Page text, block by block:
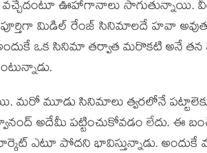
వచ్చేదంటూ ఊహాగానాలు సాగుతున్నాయి.
మిడిల్‍ రేంజ్‍ సినిమాలదే హవా
ఒక సినిమా తర్వాత మరొకటి అనే
మరో మూడు సినిమాలు త్వరలోనే
అదేమీ పట్టించుకోవడం లేదు. ఈ
ఎటూ పోదని భావిస్తున్నాడు. అందుకే